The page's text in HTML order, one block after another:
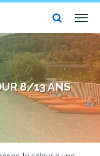
l'Archipel
8/13 ANS